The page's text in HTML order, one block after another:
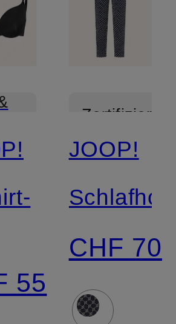
55
Zertifiziert
JOOP!
CHF 70